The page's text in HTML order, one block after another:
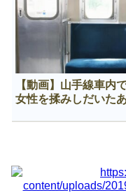
【動画】山手線車内
女性を揉みしだいた